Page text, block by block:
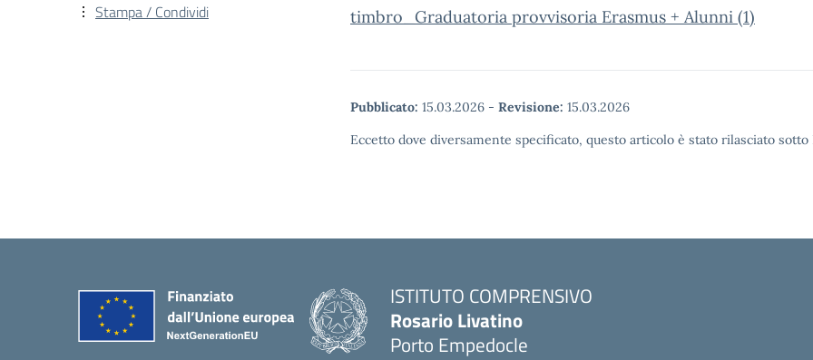
timbro_Graduatoria provvisoria Erasmus + Alunni (1)
Pubblicato: 15.03.2026 - Revisione: 15.03.2026
Eccetto dove diversamente specificato, questo articolo è stato rilasciato
Stampa / Condividi
ISTITUTO COMPRENSIVO
Rosario Livatino
Porto Empedocle